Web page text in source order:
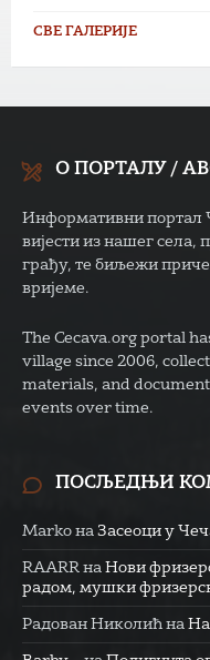
СВЕ ГАЛЕРИЈЕ
О ПОРТАЛУ /
Информативни портал
вијести из нашег села,
грађу, те биљежи
вријеме.
The Cecava.org portal
village since 2006,
materials, and
events over time.
ПОСЉЕДЊИ
Marko на Засеоци у
RAARR на Нови
радом, мушки
Радован Николић на На